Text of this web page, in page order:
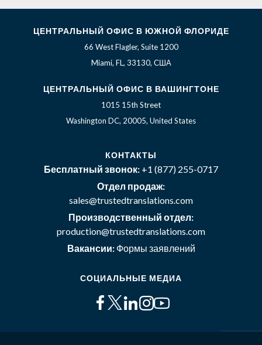
ЦЕНТРАЛЬНЫЙ ОФИС В ЮЖНОЙ ФЛОРИДЕ
66 West Flagler, Suite 1200
Miami, FL, 33130, США
ЦЕНТРАЛЬНЫЙ ОФИС В ВАШИНГТОНЕ
1015 15th Street
Washington DC, 20005, United States
КОНТАКТЫ
Бесплатный звонок: +1 (877) 255-0717
Отдел продаж:
sales@trustedtranslations.com
Производственный отдел:
production@trustedtranslations.com
Вакансии: Формы заявлений
СОЦИАЛЬНЫЕ МЕДИА